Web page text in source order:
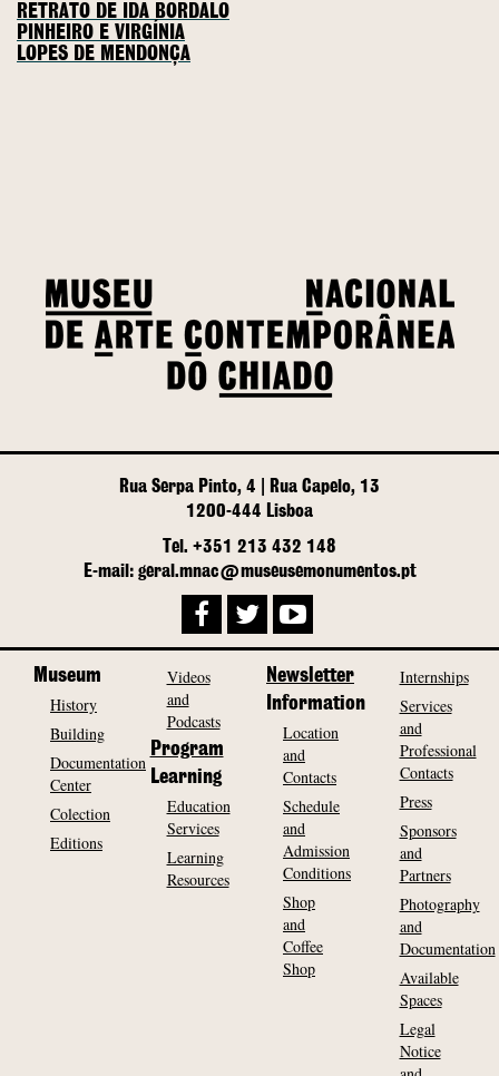
RETRATO DE IDA BORDALO
PINHEIRO E VIRGÍNIA
LOPES DE MENDONÇA
Rua Serpa Pinto, 4 | Rua Capelo, 13
1200-444 Lisboa
Tel. +351 213 432 148
E-mail: geral.mnac@museusemonumentos.pt
Museum
History
Building
Documentation
Center
Colection
Editions
Videos
and
Podcasts
Program
Learning
Education
Services
Learning
Resources
Newsletter
Information
Location
and
Contacts
Schedule
and
Admission
Conditions
Shop
and
Coffee
Shop
Internships
Services
and
Professional
Contacts
Press
Sponsors
and
Partners
Photography
and
Documentation
Available
Spaces
Legal
Notice